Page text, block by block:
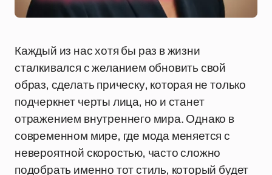
Каждый из нас хотя бы раз в жизни
сталкивался с желанием обновить свой
образ, сделать прическу, которая не только
подчеркнет черты лица, но и станет
отражением внутреннего мира. Однако в
современном мире, где мода меняется с
невероятной скоростью, часто сложно
подобрать именно тот стиль, который будет